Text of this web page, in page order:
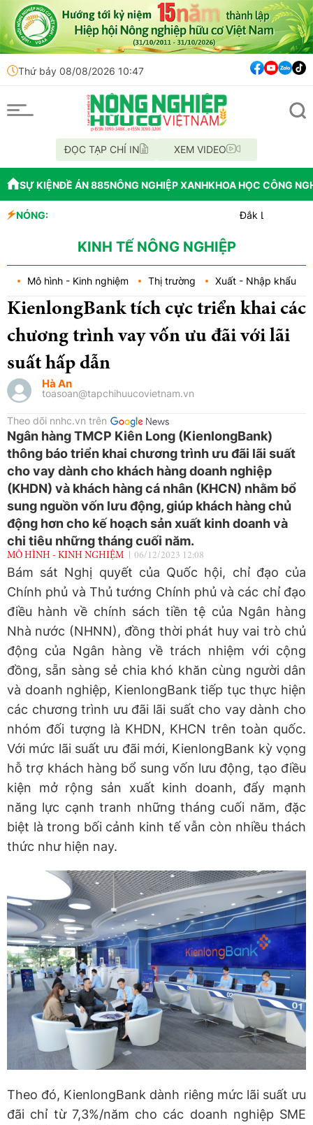
Thứ bảy 08/08/2026 10:47
ĐỌC TẠP CHÍ IN XEM VIDEO
SỰ KIỆNĐỀ ÁN 885NÔNG NGHIỆP XANHKHOA HỌC CÔNG
NÓNG:
Đắk Lắk tổ chức diễu
Tổ chức lấy mẫu AND 70
KINH TẾ NÔNG NGHIỆP
Mô hình - Kinh nghiệm Thị trường Xuất - Nhập khẩu
KienlongBank tích cực triển khai các
chương trình vay vốn ưu đãi với lãi
suất hấp dẫn
Hà An
toasoan@tapchihuucovietnam.vn
Theo dõi nnhc.vn trên
Ngân hàng TMCP Kiên Long (KienlongBank)
thông báo triển khai chương trình ưu đãi lãi suất
cho vay dành cho khách hàng doanh nghiệp
(KHDN) và khách hàng cá nhân (KHCN) nhằm bổ
sung nguồn vốn lưu động, giúp khách hàng chủ
động hơn cho kế hoạch sản xuất kinh doanh và
chi tiêu những tháng cuối năm.
MÔ HÌNH - KINH NGHIỆM 06/12/2023 12:08
Bám sát Nghị quyết của Quốc hội, chỉ đạo của
Chính phủ và Thủ tướng Chính phủ và các chỉ đạo
điều hành về chính sách tiền tệ của Ngân hàng
Nhà nước (NHNN), đồng thời phát huy vai trò chủ
động của Ngân hàng về trách nhiệm với cộng
đồng, sẵn sàng sẻ chia khó khăn cùng người dân
và doanh nghiệp, KienlongBank tiếp tục thực hiện
các chương trình ưu đãi lãi suất cho vay dành cho
nhóm đối tượng là KHDN, KHCN trên toàn quốc.
Với mức lãi suất ưu đãi mới, KienlongBank kỳ vọng
hỗ trợ khách hàng bổ sung vốn lưu động, tạo điều
kiện mở rộng sản xuất kinh doanh, đẩy mạnh
năng lực cạnh tranh những tháng cuối năm, đặc
biệt là trong bối cảnh kinh tế vẫn còn nhiều thách
thức như hiện nay.
Theo đó, KienlongBank dành riêng mức lãi suất ưu
đãi chỉ từ 7,3%/năm cho các doanh nghiệp SME